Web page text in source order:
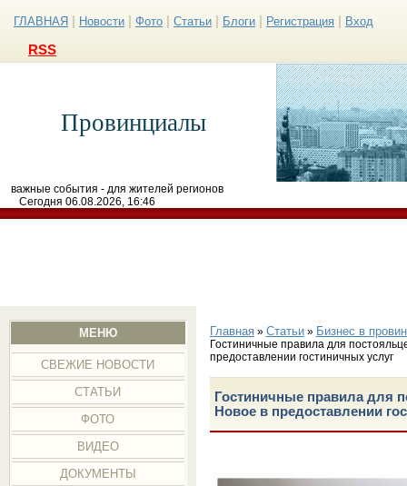
ГЛАВНАЯ Новости Фото Статьи Блоги Регистрация Вход
RSS
Провинциалы
важные события - для жителей регионов
Сегодня 06.08.2026, 16:46
МЕНЮ
СВЕЖИЕ НОВОСТИ
СТАТЬИ
ФОТО
ВИДЕО
ДОКУМЕНТЫ
Главная» Статьи» Бизнес в
Гостиничные правила для
предоставлении гостиничных услуг
Гостиничные правила для
Новое в предоставлении